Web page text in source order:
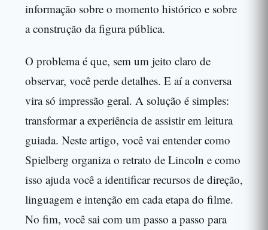
informação sobre o momento histórico e sobre
a construção da figura pública.
O problema é que, sem um jeito claro de
observar, você perde detalhes. E aí a conversa
vira só impressão geral. A solução é simples:
transformar a experiência de assistir em leitura
guiada. Neste artigo, você vai entender como
Spielberg organiza o retrato de Lincoln e como
isso ajuda você a identificar recursos de direção,
linguagem e intenção em cada etapa do filme.
No fim, você sai com um passo a passo para